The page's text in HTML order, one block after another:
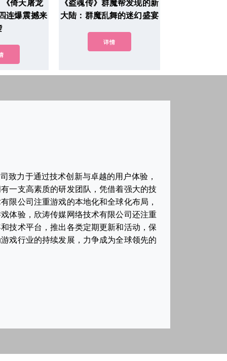
倚天屠龙
连爆震撼来
《盗魂传》群魔帮发现的新
大陆：群魔乱舞的迷幻盛宴
详情
致力于通过技术创新与卓越的用户体验，
一支高素质的研发团队，凭借着强大的技
限公司注重游戏的本地化和全球化布局，
体验，欣涛传媒网络技术有限公司还注重
技术平台，推出各类定期更新和活动，保
戏行业的持续发展，力争成为全球领先的